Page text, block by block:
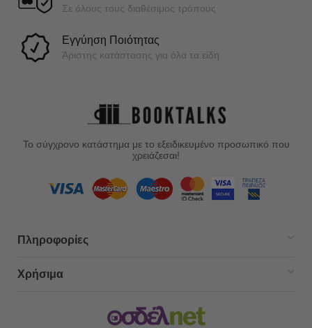
Σε όλους τους διαθέσιμος τρόπους
Εγγύηση Ποιότητας
Άριστης κατάστασης για όλα τα είδη
Το σύγχρονο κατάστημα με το εξειδικευμένο προσωπικό που
χρειάζεσαι!
Πληροφορίες
Χρήσιμα